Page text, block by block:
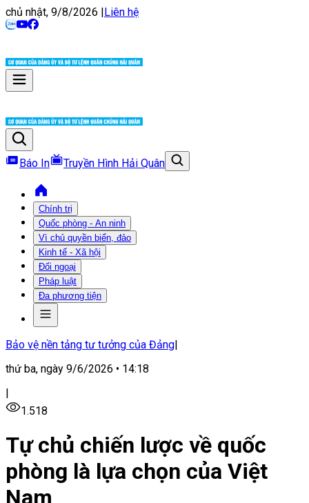
chủ nhật, 9/8/2026 |Liên hệ
Báo In Truyền Hình Hải Quân
Chính trị
Quốc phòng - An ninh
Vì chủ quyền biển, đảo
Kinh tế - Xã hội
Đối ngoại
Pháp luật
Đa phương tiện
Bảo vệ nền tảng tư tưởng của Đảng|
thứ ba, ngày 9/6/2026 • 14:18
|
1.518
Tự chủ chiến lược về quốc
phòng là lựa chọn của Việt